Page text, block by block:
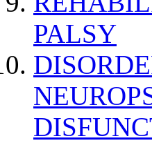
PALSY